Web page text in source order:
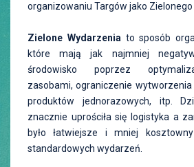
organizowaniu Targów jako Zielonego
Zielone Wydarzenia to sposób
które mają jak najmniej
środowisko poprzez
zasobami, ograniczenie wytworzenia
produktów jednorazowych, itp.
znacznie uprościła się logistyka a
było łatwiejsze i mniej
standardowych wydarzeń.